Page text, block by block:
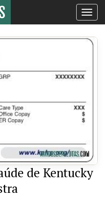
Toggle
de Kentucky